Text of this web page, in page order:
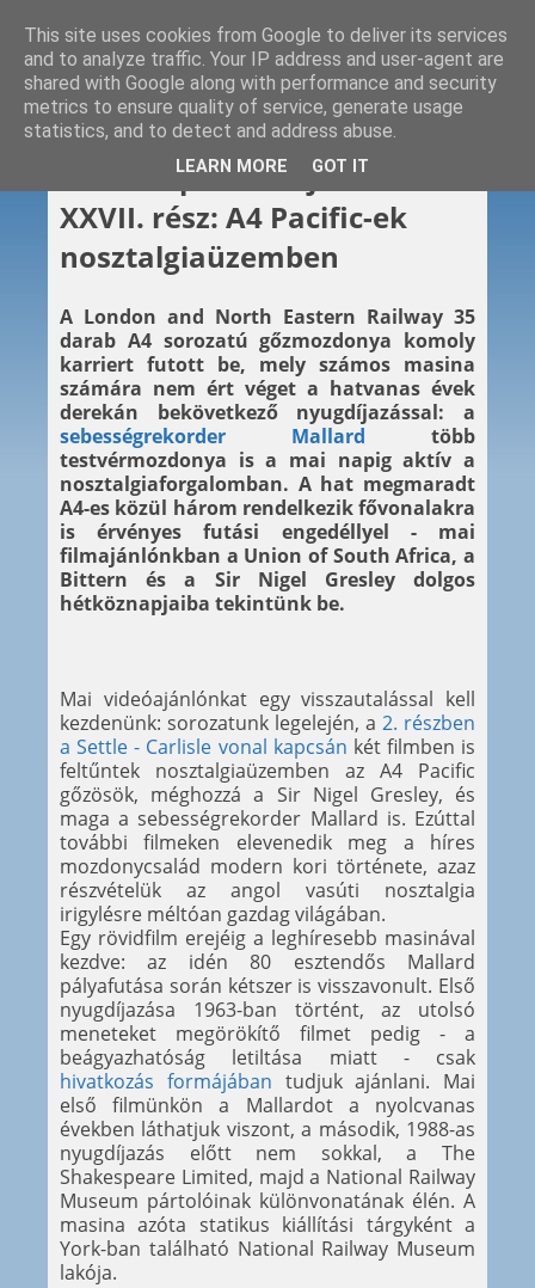
2013. 07. 14.
Vasárnapi videóajánló -
XXVII. rész: A4 Pacific-ek
nosztalgiaüzemben
A London and North Eastern Railway 35
darab A4 sorozatú gőzmozdonya komoly
karriert futott be, mely számos masina
számára nem ért véget a hatvanas évek
derekán bekövetkező nyugdíjazással: a
sebességrekorder Mallard több
testvérmozdonya is a mai napig aktív a
nosztalgiaforgalomban. A hat megmaradt
A4-es közül három rendelkezik fővonalakra
is érvényes futási engedéllyel - mai
filmajánlónkban a Union of South Africa, a
Bittern és a Sir Nigel Gresley dolgos
hétköznapjaiba tekintünk be.
Mai videóajánlónkat egy visszautalással kell
kezdenünk: sorozatunk legelején, a 2. részben
a Settle - Carlisle vonal kapcsán két filmben is
feltűntek nosztalgiaüzemben az A4 Pacific
gőzösök, méghozzá a Sir Nigel Gresley, és
maga a sebességrekorder Mallard is. Ezúttal
további filmeken elevenedik meg a híres
mozdonycsalád modern kori története, azaz
részvételük az angol vasúti nosztalgia
irigylésre méltóan gazdag világában.
Egy rövidfilm erejéig a leghíresebb masinával
kezdve: az idén 80 esztendős Mallard
pályafutása során kétszer is visszavonult. Első
nyugdíjazása 1963-ban történt, az utolsó
meneteket megörökítő filmet pedig - a
beágyazhatóság letiltása miatt - csak
hivatkozás formájában tudjuk ajánlani. Mai
első filmünkön a Mallardot a nyolcvanas
években láthatjuk viszont, a második, 1988-as
nyugdíjazás előtt nem sokkal, a The
Shakespeare Limited, majd a National Railway
Museum pártolóinak különvonatának élén. A
masina azóta statikus kiállítási tárgyként a
York-ban található National Railway Museum
lakója.
This site uses cookies from Google to deliver its services
and to analyze traffic. Your IP address and user-agent are
shared with Google along with performance and security
metrics to ensure quality of service, generate usage
statistics, and to detect and address abuse.
LEARN MORE GOT IT